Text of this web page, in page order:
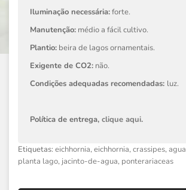
Iluminação necessária:forte.
Manutenção: médio a fácil cultivo.
Plantio: beira de lagos ornamentais.
Exigente de CO2: não.
Condições adequadas recomendadas: luz.
Política de entrega, clique aqui.
Etiquetas: eichhornia, eichhornia, crassipes,
planta lago, jacinto-de-agua, ponterariaceas